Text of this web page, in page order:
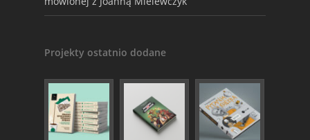
Projekty ostatnio dodane